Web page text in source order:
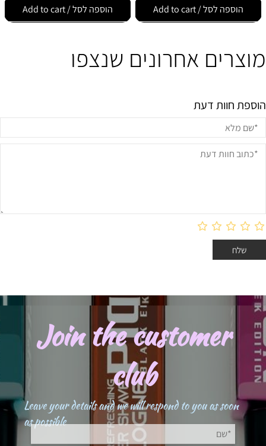
הוספה לסל / Add to cart הוספה לסל / Add to cart
מוצרים אחרונים שנצפו
הוספת חוות דעת
Join the customer
club
Leave your details and we will respond to you as soon
as possible